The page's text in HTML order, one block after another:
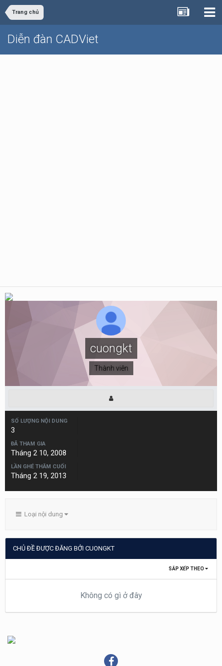
Trang chủ
Diễn đàn CADViet
cuongkt
Thành viên
SỐ LƯỢNG NỘI DUNG
3
ĐÃ THAM GIA
Tháng 2 10, 2008
LẦN GHÉ THĂM CUỐI
Tháng 2 19, 2013
Loại nội dung
CHỦ ĐỀ ĐƯỢC ĐĂNG BỞI CUONGKT
SẮP XẾP THEO
Không có gì ở đây